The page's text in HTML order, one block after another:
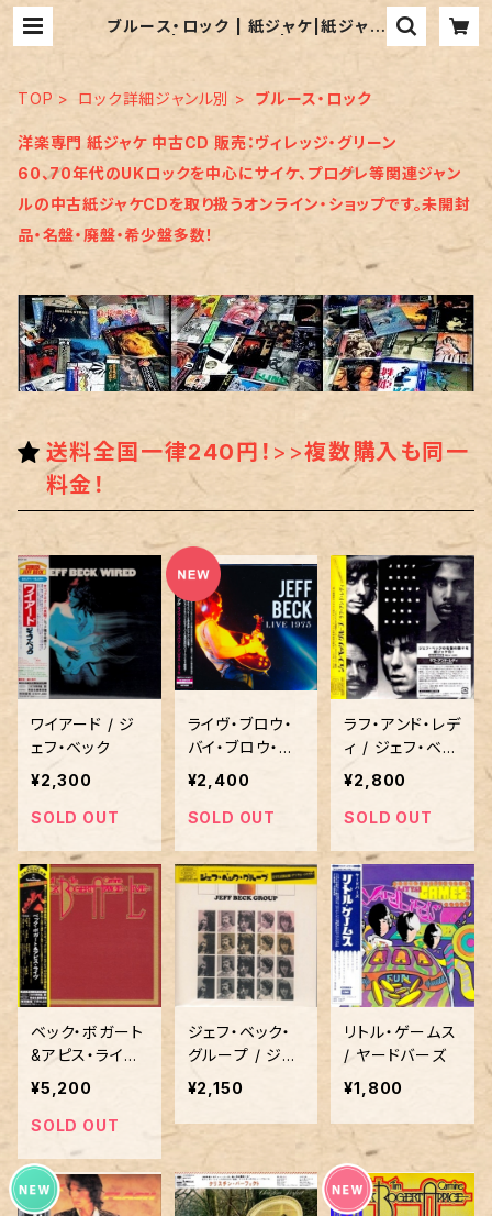
ブルース・ロック | 紙ジャケ|紙ジャケ
ットCD|中古CD 販売|60、70年代
TOP
ロック詳細ジャンル別 ブルース・ロック
洋楽専門 紙ジャケ 中古CD 販売：ヴィレッジ・グリーン
60、70年代のUKロックを中心にサイケ、プログレ等関連ジャン
ルの中古紙ジャケCDを取り扱うオンライン・ショップです。未開封
品・名盤・廃盤・希少盤多数！
送料全国一律240円！ >>複数購入も同一
料金！
ワイアード / ジ
ェフ・ベック
¥2,300
SOLD OUT
ライヴ・ブロウ・
バイ・ブロウ・イ
ン・USA 1975 /
ジェフ・ベック
¥2,400
SOLD OUT
ラフ・アンド・レデ
ィ / ジェフ・ベッ
ク・グループ
¥2,800
SOLD OUT
ベック・ボガート
&アピス・ライヴ
/ ジェフ・ベック
¥5,200
SOLD OUT
ジェフ・ベック・
グループ / ジェ
フ・ベック
¥2,150
リトル・ゲームス
/ ヤードバーズ
¥1,800